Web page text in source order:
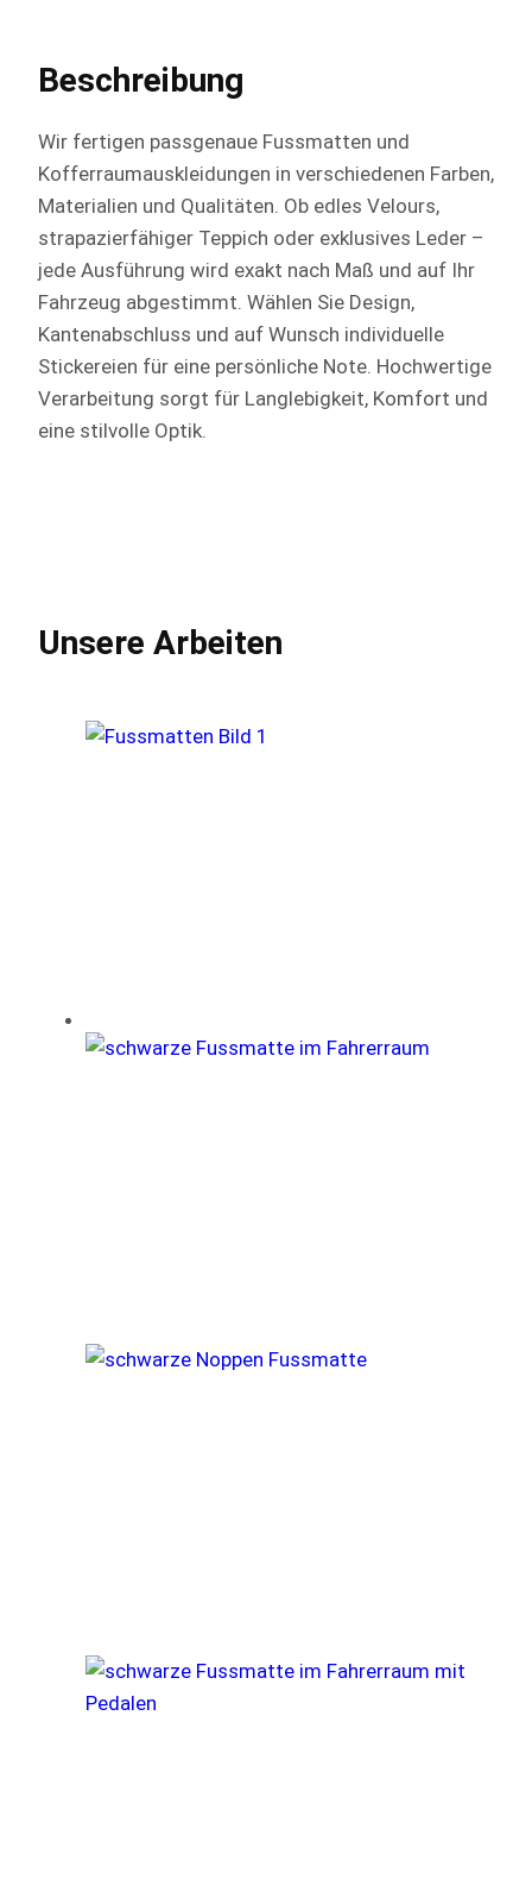
Beschreibung
Wir fertigen passgenaue Fussmatten und
Kofferraumauskleidungen in verschiedenen Farben,
Materialien und Qualitäten. Ob edles Velours,
strapazierfähiger Teppich oder exklusives Leder –
jede Ausführung wird exakt nach Maß und auf Ihr
Fahrzeug abgestimmt. Wählen Sie Design,
Kantenabschluss und auf Wunsch individuelle
Stickereien für eine persönliche Note. Hochwertige
Verarbeitung sorgt für Langlebigkeit, Komfort und
eine stilvolle Optik.
Unsere Arbeiten